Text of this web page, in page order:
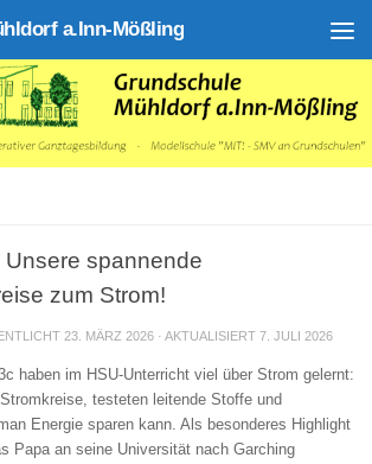
a.Inn-Mößling
Unsere spannende
zum Strom!
23. MÄRZ 2026 · AKTUALISIERT 7. JULI 2026
haben im HSU-Unterricht viel über Strom gelernt:
testeten leitende Stoffe und
Energie sparen kann. Als besonderes Highlight
Papa an seine Universität nach Garching